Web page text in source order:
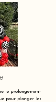
le prolongement
pour plonger les